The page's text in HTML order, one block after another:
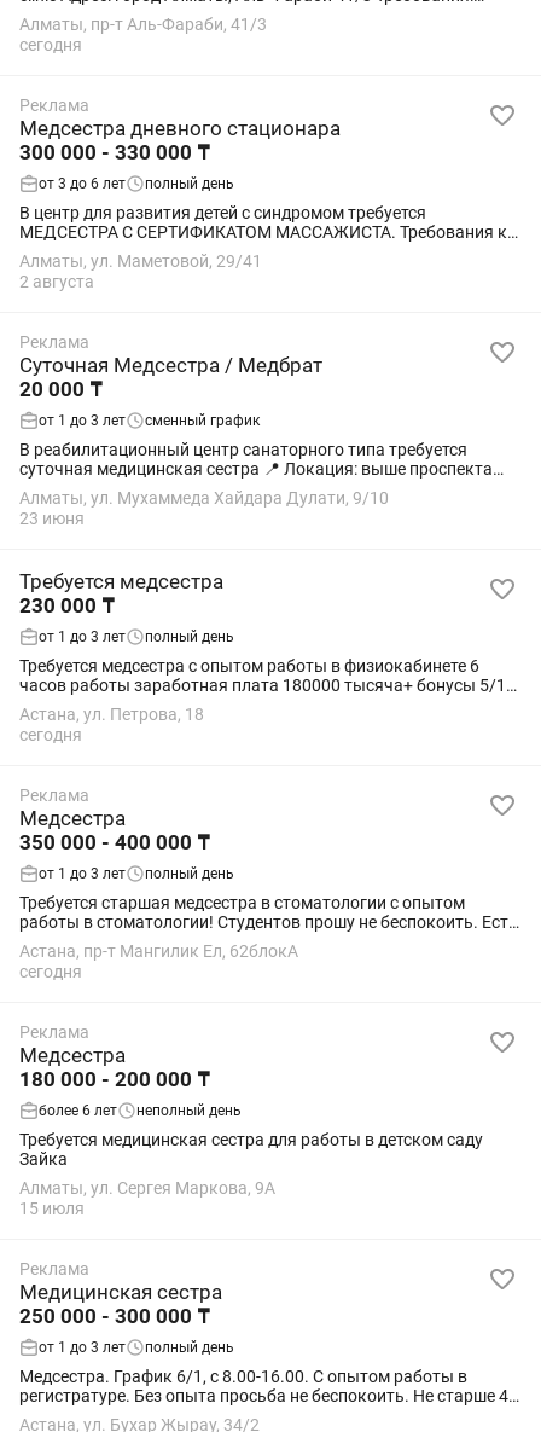
Знания элементарных правил СанПиН Ответственность
Четкость в...
Алматы, пр-т Аль-Фараби, 41/3
сегодня
Реклама
Медсестра дневного стационара
300 000 - 330 000 ₸
от 3 до 6 лет полный день
В центр для развития детей с синдромом требуется
МЕДСЕСТРА С СЕРТИФИКАТОМ МАССАЖИСТА. Требования к
соискателю: Высшее и среднее медицинское образование;
Опыт работы не менее 5 лет; Сертификат...
Алматы, ул. Маметовой, 29/41
2 августа
Реклама
Суточная Медсестра / Медбрат
20 000 ₸
от 1 до 3 лет сменный график
В реабилитационный центр санаторного типа требуется
суточная медицинская сестра 📍 Локация: выше проспекта
Аль-Фараби, по дороге в Алмарасан. ⚠️ Просьба откликаться
только тем кандидатам, которых...
Алматы, ул. Мухаммеда Хайдара Дулати, 9/10
23 июня
Требуется медсестра
230 000 ₸
от 1 до 3 лет полный день
Требуется медсестра с опытом работы в физиокабинете 6
часов работы заработная плата 180000 тысяча+ бонусы 5/1
Писать только тем у кого есть опыт в физиокабинете. Просто
сестринское дело не...
Астана, ул. Петрова, 18
сегодня
Реклама
Медсестра
350 000 - 400 000 ₸
от 1 до 3 лет полный день
Требуется старшая медсестра в стоматологии с опытом
работы в стоматологии! Студентов прошу не беспокоить. Есть
обучение для опытных ассистентов кто хочет вырасти в сфере
стоматологии
Астана, пр-т Мангилик Ел, 62блокА
сегодня
Реклама
Медсестра
180 000 - 200 000 ₸
более 6 лет неполный день
Требуется медицинская сестра для работы в детском саду
Зайка
Алматы, ул. Сергея Маркова, 9А
15 июля
Реклама
Медицинская сестра
250 000 - 300 000 ₸
от 1 до 3 лет полный день
Медсестра. График 6/1, с 8.00-16.00. С опытом работы в
регистратуре. Без опыта просьба не беспокоить. Не старше 40
лет.Требования: казахский,русский языки. Официальное
Астана, ул. Бухар Жырау, 34/2